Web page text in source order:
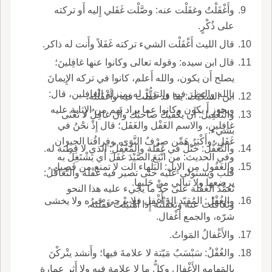
وأَغْفَلْتُ وغفَلْت عنه: وصَّلْت غَفَلي إِليه أَو تركته
على ذُكْرٍ.
قال الليث أَغْفَلْت الشيء تركته غَفَلاً وأَنت له ذاكر.
قال ابن سيده: وقوله تعالى وكانوا عنها غافِلينَ؛
يصلح أَن يكون، والله أَعلم، كانوا في تركه الإِيمانَ
بالله والنظرَ فيه والتدبُّرَ له بمنزلة الغافِلين، قال:
ويجوز أَ يكون وكانوا عما يراد بهم من الإِثابة عليه
غافِلين، والاسم الغَفْل والغَفَل؛ قال إِذْ نحْنُ في
غَفَلٍ، وأَكْبَرُ هَمِّن صِرْفُ النَّوَى، وفِراقُنا الجِيران
وفي الحديث: من اتَّبَعَ الصَّيْدَ غَفَلَ أَي يَشْتَغِلُ به
قلب ويستولي عليه حتى تصير فيه غَفْلة والتَّغافُلُ:
تَعمُّدُ الغَفْلة على حدِّ ما يجيء عليه هذا النحو
وتَغَافَلْت عنه وتغفَّلْتُه إِذا اهْتَبَلْتَ غَفْلَتَه.
ابن السكيت: يقا قد غَفَلْت فيه وأَغْفَلْتُه.
والتَّغْفِيل: أَن يكفيك صاحبُك وأَن غافِلٌ لا تَعْنَى
بشيء.
والتَّغَفُّل: خَتْلٌ في غَفْلة والمُغَفَّلُ: الذي لا فِطْنة له.
والغَفُول من الإِبل: البَلْهاء الت لا تمنع من فَصِيل
يرضعها ولا تبالي منْ حَلبها.
والغُفْل: المُقيّد الذ أُغْفِل فلا يرجى خيرُه ولا يخشى
شرّه، والجمع أَغْفال.
والأَغْفالُ المَواتُ.
والغُفْلُ: سَبْسَبٌ مَيّتة لا علامةَ فيها؛ وأَنشد يتْركْنَ
بالمَهامِهِ الأَغْفال وكلُّ ما لا علامة فيه ولا أَثر عمارة